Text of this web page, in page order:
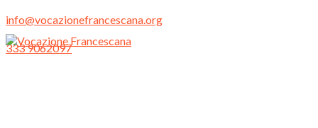
info@vocazionefrancescana.org
333 9062097